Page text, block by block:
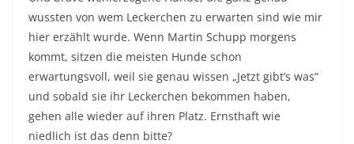
wussten von wem Leckerchen zu erwarten sind wie mir
hier erzählt wurde. Wenn Martin Schupp morgens
kommt, sitzen die meisten Hunde schon
erwartungsvoll, weil sie genau wissen „Jetzt gibt’s was“
und sobald sie ihr Leckerchen bekommen haben,
gehen alle wieder auf ihren Platz. Ernsthaft wie
niedlich ist das denn bitte?